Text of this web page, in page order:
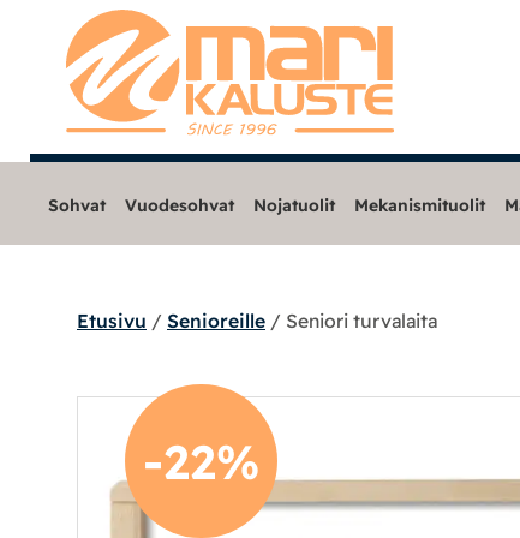
Sohvat
Nojatuolit
Mekanismituolit
Sohvat Vuodesohvat Nojatuolit Mekanismituolit
Etusivu / Senioreille / Seniori turvalaita
-22%